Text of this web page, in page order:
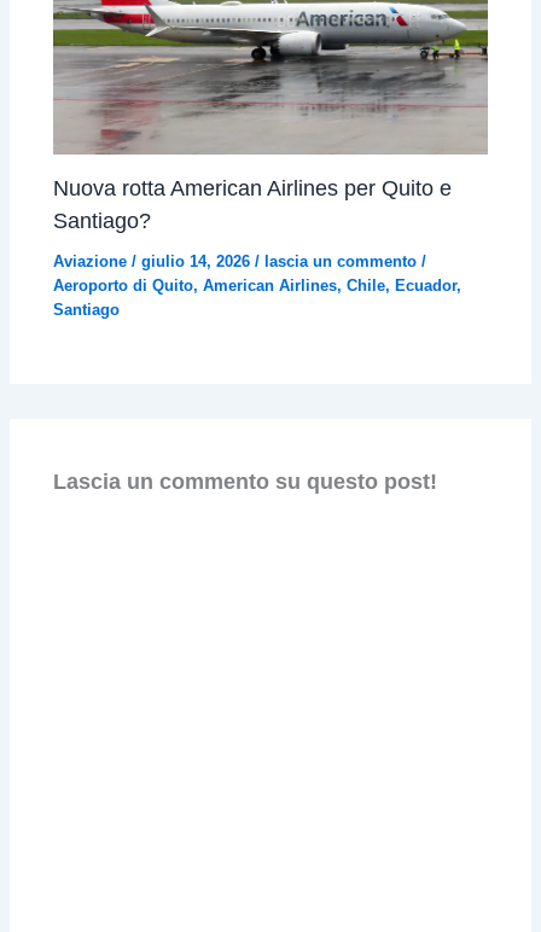
Nuova rotta American Airlines per Quito e
Santiago?
Aviazione /giulio 14, 2026/ lascia un commento /
Aeroporto di Quito,American Airlines,Chile, Ecuador,
Santiago
Lascia un commento su questo post!